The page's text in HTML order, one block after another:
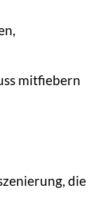
mitfiebern
die